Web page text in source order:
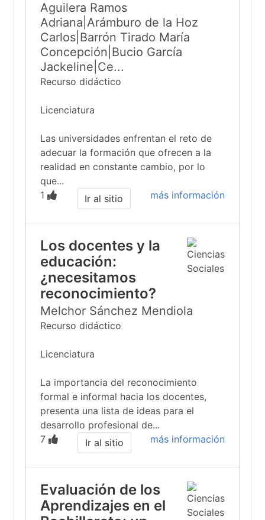
Aguilera Ramos
Adriana|Arámburo de la Hoz
Carlos|Barrón Tirado María
Concepción|Bucio García
Jackeline|Ce...
Recurso didáctico
Licenciatura
Las universidades enfrentan el reto de
adecuar la formación que ofrecen a la
realidad en constante cambio, por lo
que...
1
más información
Ir al sitio
Los docentes y la
educación:
¿necesitamos
reconocimiento?
Melchor Sánchez Mendiola
Recurso didáctico
Licenciatura
La importancia del reconocimiento
formal e informal hacia los docentes,
presenta una lista de ideas para el
desarrollo profesional de...
7
más información
Ir al sitio
Evaluación de los
Aprendizajes en el